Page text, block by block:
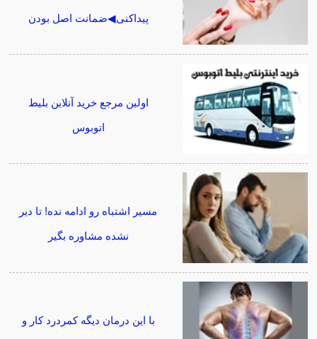
پیداکنی◀ضمانت اصل بودن
اولین مرجع خرید آنلاین بلیط
اتوبوس
مسیر اشتباه رو ادامه نده! تا دیر
نشده مشاوره بگیر
با این درمان دیگه کمردرد کار و